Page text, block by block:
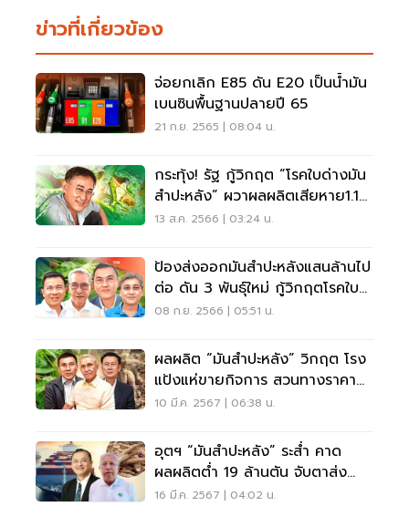
ข่าวที่เกี่ยวข้อง
จ่อยกเลิก E85 ดัน E20 เป็นน้ำมัน
เบนซินพื้นฐานปลายปี 65
21 ก.ย. 2565 | 08:04 น.
กระทุ้ง! รัฐ กู้วิกฤต “โรคใบด่างมัน
สำปะหลัง” ผวาผลผลิตเสียหาย1.1
แสนล้าน
13 ส.ค. 2566 | 03:24 น.
ป้องส่งออกมันสำปะหลังแสนล้านไป
ต่อ ดัน 3 พันธุ์ใหม่ กู้วิกฤตโรคใบ
ด่างระบาด
08 ก.ย. 2566 | 05:51 น.
ผลผลิต “มันสำปะหลัง” วิกฤต โรง
แป้งแห่ขายกิจการ สวนทางราคา
พุ่งรอบ 7 ปี
10 มี.ค. 2567 | 06:38 น.
อุตฯ “มันสำปะหลัง” ระสํ่า คาด
ผลผลิตต่ำ 19 ล้านตัน จับตาส่ง
ออกวูบหนัก
16 มี.ค. 2567 | 04:02 น.